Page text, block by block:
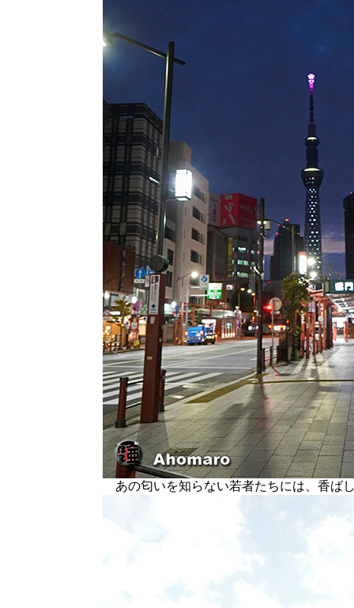
あの匂いを知らない若者たちには、香ば